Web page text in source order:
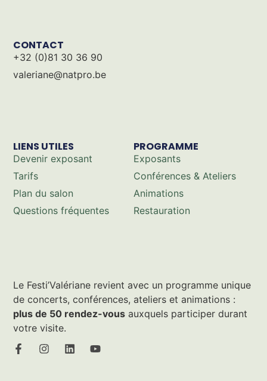
Le Festi’Valériane revient avec un programme unique
de concerts, conférences, ateliers et animations :
plus de 50 rendez-vous auxquels participer durant
votre visite.
PROGRAMME
Exposants
Conférences & Ateliers
Animations
Restauration
LIENS UTILES
Devenir exposant
Tarifs
Plan du salon
Questions fréquentes
CONTACT
+32 (0)81 30 36 90
valeriane@natpro.be